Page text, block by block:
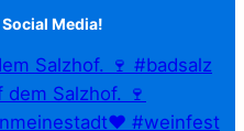
Media!
Salzhof. 🍷 #badsalz